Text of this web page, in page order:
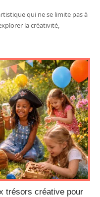
qui ne se limite pas à
la créativité,
trésors créative pour